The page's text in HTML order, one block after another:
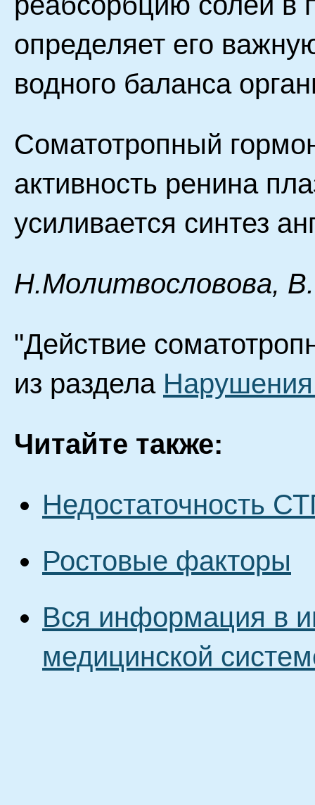
определяет его
водного баланса
Соматотропный
активность ренина
усиливается синтез
H.Moлитвocлoвoвa,
"Действие
из раздела Нарушения
Читайте также:
Недостаточность
Ростовые факторы
Вся информация в
медицинской